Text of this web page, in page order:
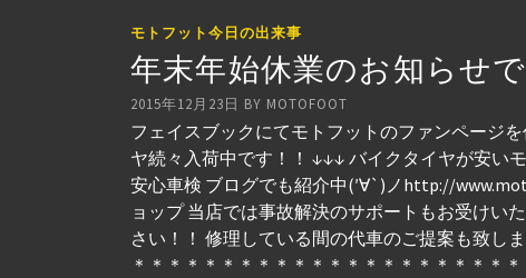
モトフット今日の出来事
年末年始休業のお知らせで
2015年12月23日 BY MOTOFOOT
フェイスブックにてモトフットのファンページ
ヤ続々入荷中です！！ ↓↓↓ バイクタイヤが安い
安心車検 ブログでも紹介中(′∀`)ノhttp://
ョップ 当店では事故解決のサポートもお受けい
さい！！ 修理している間の代車のご提案も致し
＊＊＊＊＊＊＊＊＊＊＊＊＊＊＊＊＊＊＊＊＊